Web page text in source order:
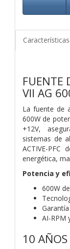
Características
FUENTE
VII AG
La fuente de
600W de
+12V,
sistemas de
ACTIVE-
energética,
Potencia y
600W
AI-RPM
10